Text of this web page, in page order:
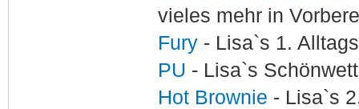
vieles mehr in
Fury - Lisa`s 1.
PU - Lisa`s
Hot Brownie - Lisa`s